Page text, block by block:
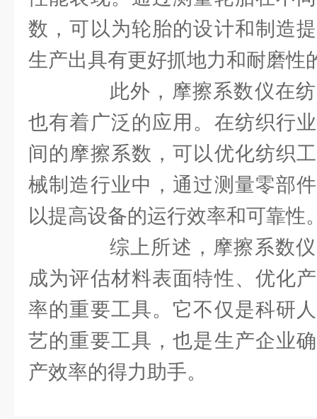
数，可以为轮胎的设计和制造
生产出具有更好抓地力和耐磨性
此外，摩擦系数仪在纺
也有着广泛的应用。在纺织行
间的摩擦系数，可以优化纺织
械制造行业中，通过测量零部
以提高设备的运行效率和可靠性
综上所述，摩擦系数仪
成为评估材料表面特性、优化
率的重要工具。它不仅是科研
艺的重要工具，也是生产企业
产效率的得力助手。